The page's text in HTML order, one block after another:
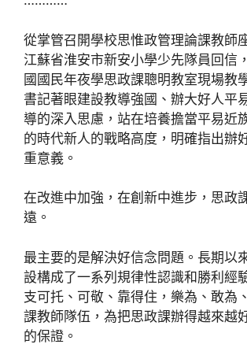
從掌管召開學校思惟政管理論課教師
江蘇省淮安市新安小學少先隊員回信
國國民年夜學思政課聰明教室現場教
書記著眼建設教導強國、辦大好人平
導的深入思慮，站在培養擔當平易近
的時代新人的戰略高度，明確指出辦
重意義。
在改進中加強，在創新中進步，思政
遠。
最主要的是解決好信念問題。長期以
設構成了一系列規律性認識和勝利經
支可托、可敬、靠得住，樂為、敢為
課教師隊伍，為把思政課辦得越來越
的保證。